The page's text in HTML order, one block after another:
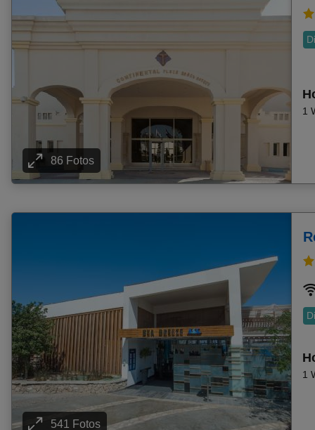
Frühbucher Analipsi Angebote
Frühbucher Plakias Angebote
Frühbucher St. Julian's Angebote
Frühbucher Pefkos (Pefki) Angebote
Frühbucher Sveti Vlas Angebote
Frühbucher Kefalos Angebote
Frühbucher Pomorie Angebote
Frühbucher Moraitika Angebote
Frühbucher Lefkimi (Aghios Petros) Angebote
Frühbucher Gümüldür Angebote
Frühbucher Seguia Strand Angebote
Frühbucher Sarigerme Angebote
Frühbucher Kolymbari Angebote
Frühbucher Kamari Angebote
Frühbucher Aghia Marina Angebote
Frühbucher Gennadi Angebote
Frühbucher Gerakini Angebote
Frühbucher Duni Angebote
86 Fotos
1
541 Fotos
1